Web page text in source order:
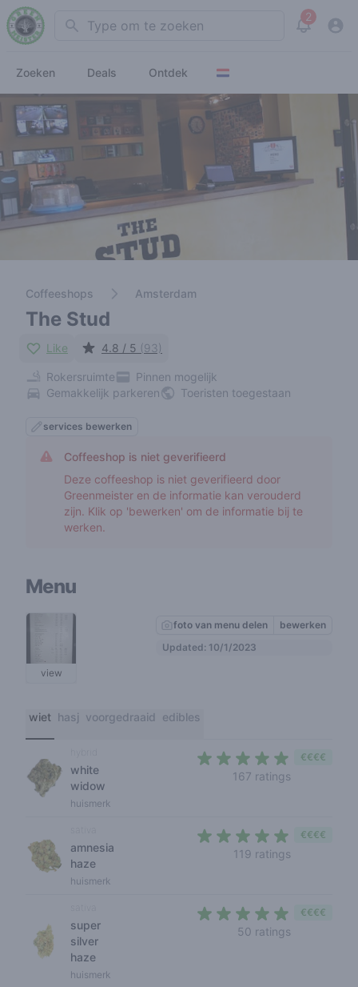
Search 2
View
Zoeken Deals Ontdek
Coffeeshops Amsterdam
The Stud
Like 4.8 / 5 (93)
Rokersruimte
Pinnen mogelijk
Gemakkelijk parkeren
Toeristen toegestaan
services bewerken
Coffeeshop is niet geverifieerd
Deze coffeeshop is niet geverifieerd door
Greenmeister en de informatie kan verouderd
zijn. Klik op 'bewerken' om de informatie bij te
werken.
Menu
view
foto van menu delen
bewerken
Updated: 10/1/2023
wiet hasj voorgedraaid edibles
white
widow
huismerk
167 ratings
€€€€
amnesia
haze
huismerk
119 ratings
€€€€
super
silver
haze
huismerk
50 ratings
€€€€